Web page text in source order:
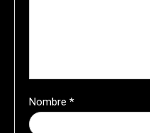
Nombre *